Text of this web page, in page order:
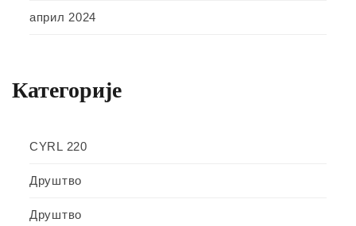
април 2024
Категорије
CYRL 220
Друштво
Друштво